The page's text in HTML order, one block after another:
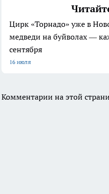
Цирк «Торнадо» уже в
медведи на буйволах —
сентября
16 июля
Комментарии на этой